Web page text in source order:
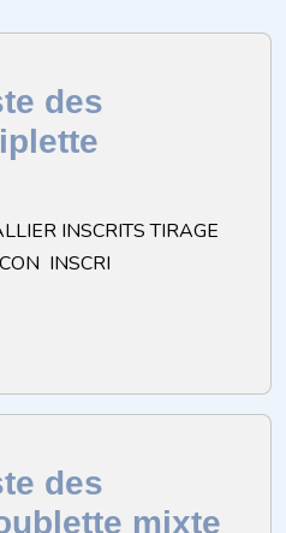
des
INSCRITS TIRAGE
INSCRI
des
mixte